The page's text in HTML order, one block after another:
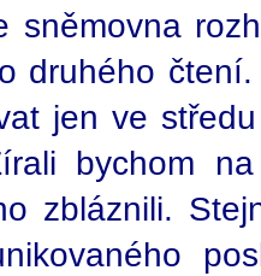
sněmovna
druhého
jen ve
bychom
zbláznili.